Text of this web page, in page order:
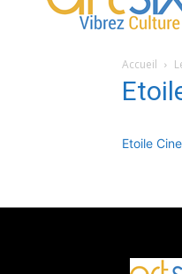
Accueil
Etoile